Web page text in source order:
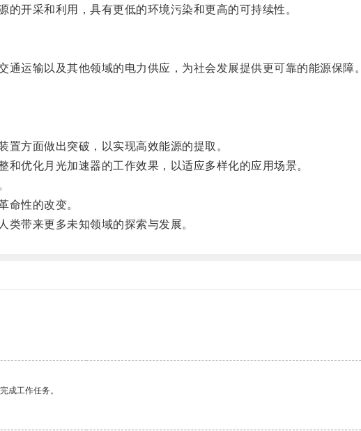
开采和利用，具有更低的环境污染和更高的可持续性。
运输以及其他领域的电力供应，为社会发展提供更可靠的能源保障。
方面做出突破，以实现高效能源的提取。
优化月光加速器的工作效果，以适应多样化的应用场景。
性的改变。
带来更多未知领域的探索与发展。
成工作任务。